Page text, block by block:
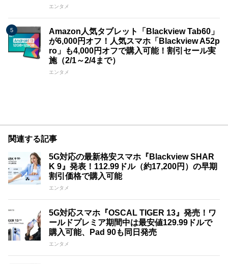
エンタメ
Amazon人気タブレット「Blackview Tab60」
が6,000円オフ！人気スマホ「Blackview A52p
ro」も4,000円オフで購入可能！割引セール実
施（2/1～2/4まで）
エンタメ
関連する記事
5G対応の最新格安スマホ『Blackview SHAR
K 9』発表！112.99ドル（約17,200円）の早期
割引価格で購入可能
エンタメ
5G対応スマホ『OSCAL TIGER 13』発売！ワ
ールドプレミア期間中は最安値129.99ドルで
購入可能、Pad 90も同日発売
エンタメ